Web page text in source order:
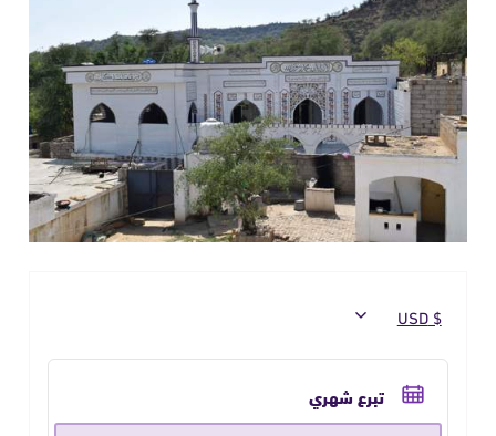
حدد
تكرار
التبرع
تبرع شهري